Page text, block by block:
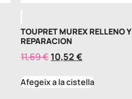
TOUPRET MUREX RELLENO Y
REPARACION
11,69€ 10,52 €
Afegeix a la cistella